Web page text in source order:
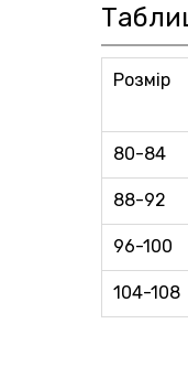
Розмір
80-84
88-92
96-100
104-108